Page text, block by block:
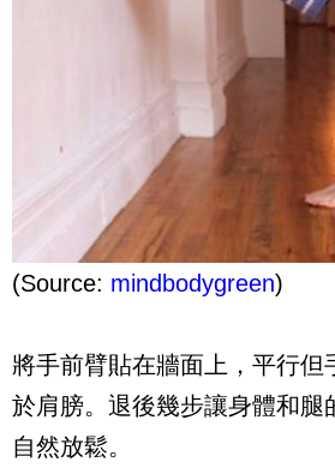
(Source: mindbodygreen)
將手前臂貼在牆面上，平行但
於肩膀。 退後幾步讓身體和腿
自然放鬆。